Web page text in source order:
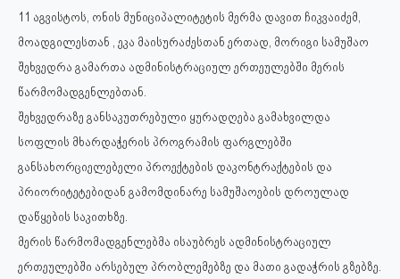
11 აგვისტოს, ონის მუნიციპალიტეტის მერმა დავით ჩიკვაიძემ,
მოადგილესთან , ეკა მაისურაძესთან ერთად, მორიგი სამუშაო
შეხვედრა გამართა ადმინისტრაციულ ერთეულებში მერის
წარმომადგენლებთან.
შეხვედრაზე განსაკუთრებული ყურადღება გამახვილდა
სოფლის მხარდაჭერის პროგრამის ფარგლებში
განსახორციელებელი პროექტების დაკონტრაქტების და
პრიორიტეტებიდან გამომდინარე სამუშაოების დროულად
დაწყების საკითხზე.
მერის წარმომადგენლებმა ისაუბრეს ადმინისტრაციულ
ერთეულებში არსებულ პრობლემებზე და მათი გადაჭრის გზებზე.